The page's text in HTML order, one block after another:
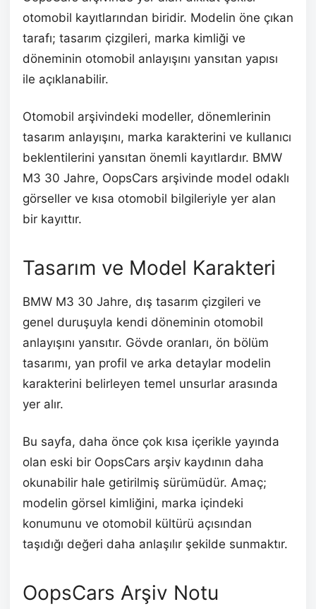
otomobil kayıtlarından biridir. Modelin öne çıkan
tarafı; tasarım çizgileri, marka kimliği ve
döneminin otomobil anlayışını yansıtan yapısı
ile açıklanabilir.
Otomobil arşivindeki modeller, dönemlerinin
tasarım anlayışını, marka karakterini ve kullanıcı
beklentilerini yansıtan önemli kayıtlardır. BMW
M3 30 Jahre, OopsCars arşivinde model odaklı
görseller ve kısa otomobil bilgileriyle yer alan
bir kayıttır.
Tasarım ve Model Karakteri
BMW M3 30 Jahre, dış tasarım çizgileri ve
genel duruşuyla kendi döneminin otomobil
anlayışını yansıtır. Gövde oranları, ön bölüm
tasarımı, yan profil ve arka detaylar modelin
karakterini belirleyen temel unsurlar arasında
yer alır.
Bu sayfa, daha önce çok kısa içerikle yayında
olan eski bir OopsCars arşiv kaydının daha
okunabilir hale getirilmiş sürümüdür. Amaç;
modelin görsel kimliğini, marka içindeki
konumunu ve otomobil kültürü açısından
taşıdığı değeri daha anlaşılır şekilde sunmaktır.
OopsCars Arşiv Notu